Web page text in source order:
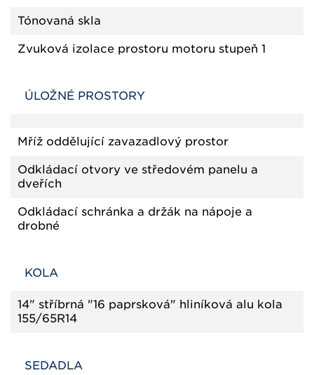
Tónovaná skla
Zvuková izolace prostoru motoru stupeň 1
ÚLOŽNÉ PROSTORY
Mříž oddělující zavazadlový prostor
Odkládací otvory ve středovém panelu a
dveřích
Odkládací schránka a držák na nápoje a
drobné
KOLA
14" stříbrná "16 paprsková" hliníková alu kola
155/65R14
SEDADLA